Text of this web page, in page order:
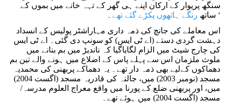
سنگھ پریوار کے ارکان اپنے ہی گھر کے تہہ خانے میں بموں کے
ساتھ رنگے ہاتھوں پکڑے گئے تھے
۔ ‘
اس معاملے کی جانچ کی ذمہ داری مہاراشٹر پولیس کے انسداد
دہشت گردی دستے (اے ٹی ایس) کو سونپ دی گئی۔ اے ٹی ایس
کی چارج شیٹ میں الزام لگایاگیا کہ ناندیڑ میں بم بنانے میں
ملوث ملزمان اس سے پہلے پاس کے اضلاع میں ہونے والے تین بم
دھماکوں کےلیے بھی ذمہ دار تھے۔ یہ دھماکے پربھنی کی محمدیہ
مسجد (نومبر 2003) میں، جالنہ کی قادریہ مسجد (اگست 2004)
میں، اور پربھنی ضلع کے پورنا میں واقع معراج العلوم مدرسہ/
مسجد (اگست 2004) میں ہوئے تھے۔